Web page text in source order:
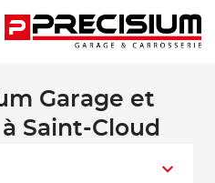
Garage et
Saint-Cloud